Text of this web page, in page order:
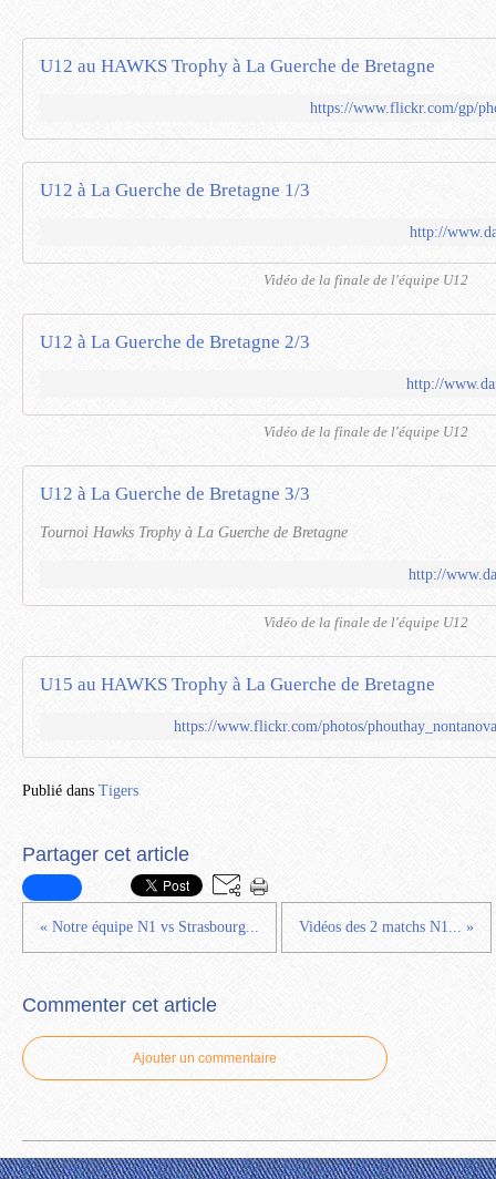
U12 au HAWKS Trophy à La Guerche de Bretagne
https://www.flickr.com/gp/
U12 à La Guerche de Bretagne 1/3
http://
Vidéo de la finale de l'équipe U12
U12 à La Guerche de Bretagne 2/3
http://
Vidéo de la finale de l'équipe U12
U12 à La Guerche de Bretagne 3/3
Tournoi Hawks Trophy à La Guerche de Bretagne
http://
Vidéo de la finale de l'équipe U12
U15 au HAWKS Trophy à La Guerche de Bretagne
https://www.flickr.com/photos/
Publié dans Tigers
Partager cet article
« Notre équipe N1 vs Strasbourg... Vidéos des 2 matchs N1... »
Commenter cet article
Ajouter un commentaire